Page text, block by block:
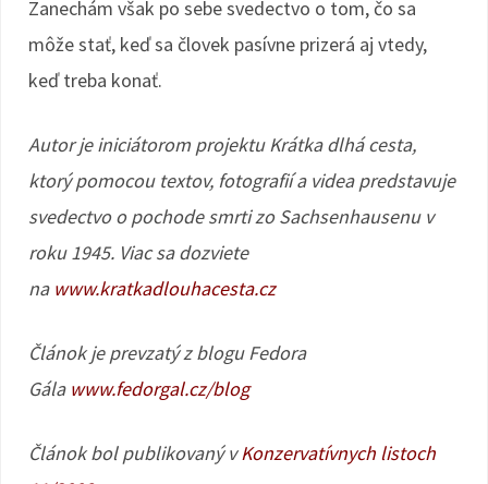
Zanechám však po sebe svedectvo o tom, čo sa
môže stať, keď sa človek pasívne prizerá aj vtedy,
keď treba konať.
Autor je iniciátorom projektu Krátka dlhá cesta,
ktorý pomocou textov, fotografií a videa predstavuje
svedectvo o pochode smrti zo Sachsenhausenu v
roku 1945. Viac sa dozviete
na www.kratkadlouhacesta.cz
Článok je prevzatý z blogu Fedora
Gála www.fedorgal.cz/blog
Článok bol publikovaný vKonzervatívnych listoch